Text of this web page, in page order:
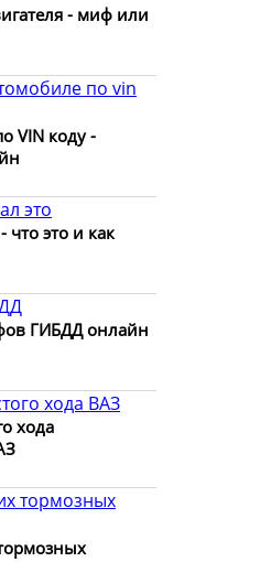
- миф или
VIN коду -
это и как
ГИБДД онлайн
хода